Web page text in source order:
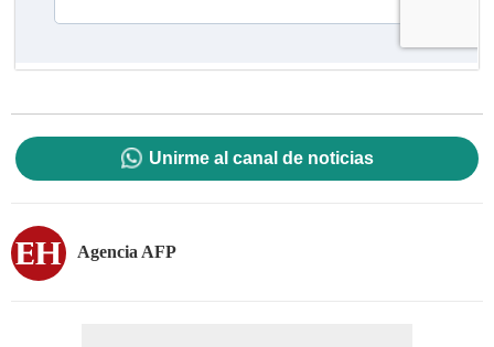
Unirme al canal de noticias
Agencia AFP